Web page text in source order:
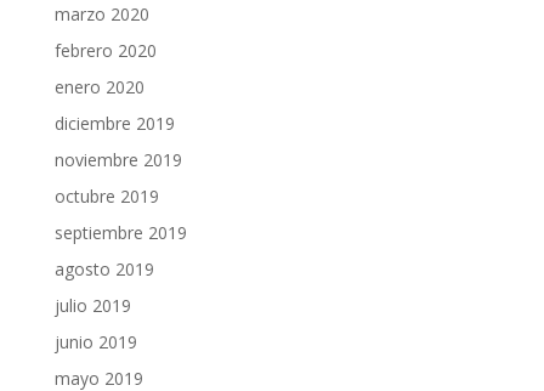
marzo 2020
febrero 2020
enero 2020
diciembre 2019
noviembre 2019
octubre 2019
septiembre 2019
agosto 2019
julio 2019
junio 2019
mayo 2019